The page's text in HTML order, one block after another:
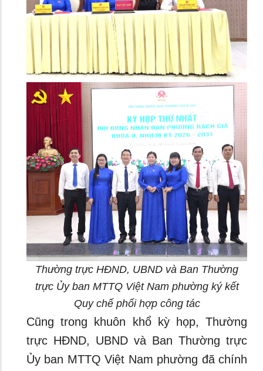
Thường trực HĐND, UBND và Ban Thường
trực Ủy ban MTTQ Việt Nam phường ký kết
Quy chế phối hợp công tác
Cũng trong khuôn khổ kỳ họp, Thường
trực HĐND, UBND và Ban Thường trực
Ủy ban MTTQ Việt Nam phường đã chính